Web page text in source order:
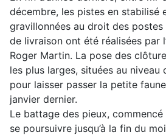
décembre, les pistes en stabilisé
gravillonnées au droit des
de livraison ont été réalisées par
Roger Martin. La pose des
les plus larges, situées au niveau
pour laisser passer la petite
janvier dernier.
Le battage des pieux,
se poursuivre jusqu’à la fin du